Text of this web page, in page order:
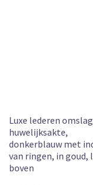
Luxe lederen omslag
huwelijksakte,
donkerblauw met
van ringen, in goud,
boven